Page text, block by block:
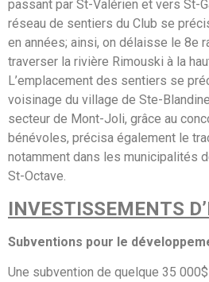
passant par St-Valérien et vers St-
réseau de sentiers du Club se
en années; ainsi, on délaisse le 8e
traverser la rivière Rimouski à la
L’emplacement des sentiers se
voisinage du village de Ste-
secteur de Mont-Joli, grâce au
bénévoles, précisa également le
notamment dans les municipalités
St-Octave.
INVESTISSEMENTS
Subventions pour le
Une subvention de quelque 35